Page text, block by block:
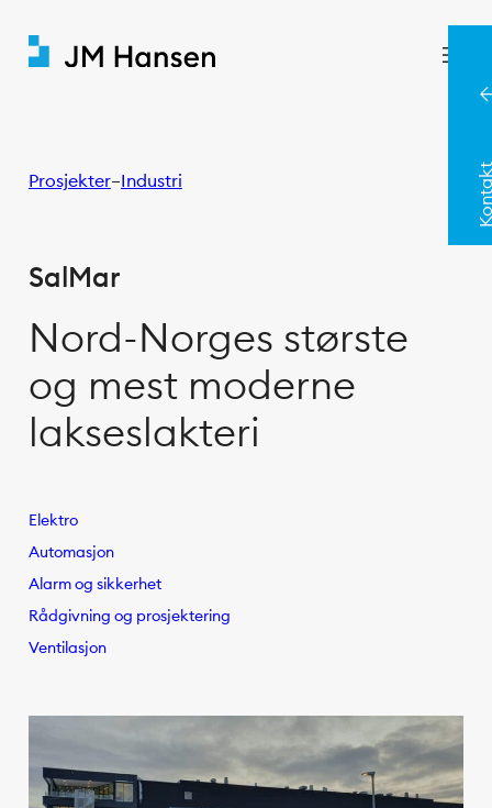
Prosjekter–Industri
SalMar
Nord-Norges største
og mest moderne
lakseslakteri
Elektro
Automasjon
Alarm og sikkerhet
Rådgivning og prosjektering
Ventilasjon